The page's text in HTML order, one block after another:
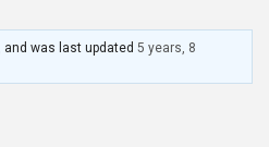
and was last updated5 years, 8